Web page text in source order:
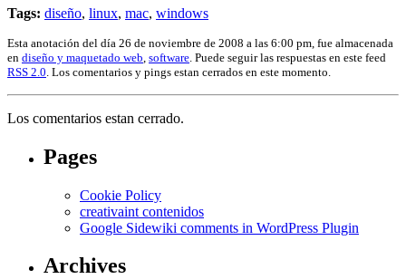
Tags: diseño, linux, mac, windows
Esta anotación del día 26 de noviembre de 2008 a las 6:00 pm, fue almacenada
en diseño y maquetado web software . Puede seguir las respuestas en este feed
RSS 2.0 . Los comentarios y pings estan cerrados en este momento.
Los comentarios estan cerrado.
Pages
Cookie Policy
creativaint contenidos
Google Sidewiki comments in WordPress Plugin
Archives